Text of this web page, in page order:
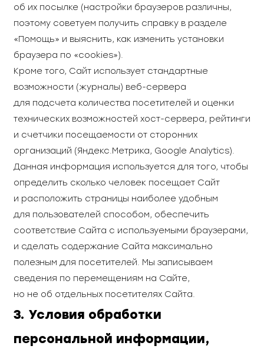
об их посылке (настройки браузеров различны,
поэтому советуем получить справку в разделе
«Помощь» и выяснить, как изменить установки
браузера по «cookies»).
Кроме того, Сайт использует стандартные
возможности (журналы) веб-сервера
для подсчета количества посетителей и оценки
технических возможностей хост-сервера, рейтинги
и счетчики посещаемости от сторонних
организаций (Яндекс.Метрика, Google Analytics).
Данная информация используется для того, чтобы
определить сколько человек посещает Сайт
и расположить страницы наиболее удобным
для пользователей способом, обеспечить
соответствие Сайта с используемыми браузерами,
и сделать содержание Сайта максимально
полезным для посетителей. Мы записываем
сведения по перемещениям на Сайте,
но не об отдельных посетителях Сайта.
3. Условия обработки
персональной информации,